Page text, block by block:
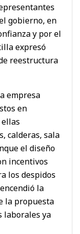
gobierno, en
y por el
expresó
reestructura
empresa
en
calderas, sala
el diseño
incentivos
los despidos
la
la propuesta
laborales ya